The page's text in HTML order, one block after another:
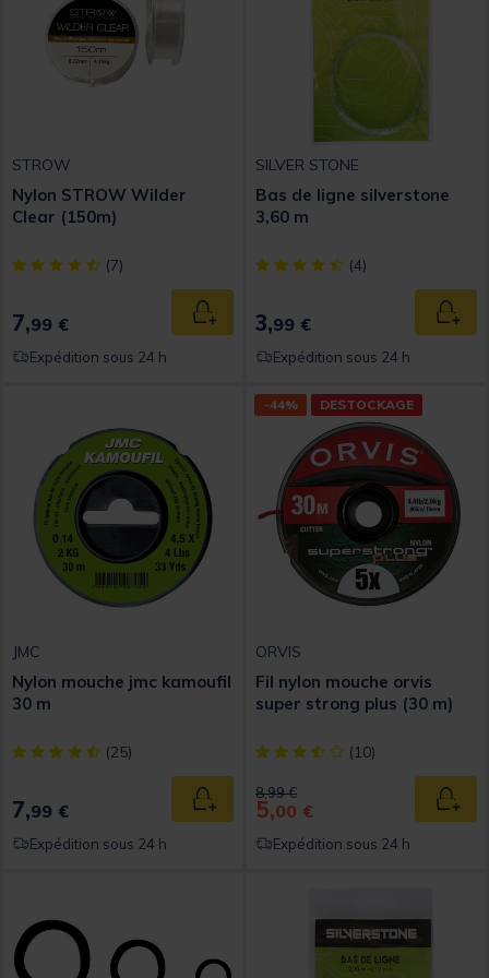
STROW
Nylon STROW Wilder
Clear (150m)
[object Object] out of 5 Customer Rating
(7)
7,99 € Ajouter au panier
Expédition sous 24 h
SILVER STONE
Bas de ligne silverstone
3,60 m
[object Object] out of 5
(4)
3,99 €
Expédition sous 24 h
JMC
Nylon mouche jmc kamoufil
30 m
[object Object] out of 5 Customer Rating
(25)
7,99 € Ajouter au panier
Expédition sous 24 h
-44% DESTOCKAGE
ORVIS
Fil nylon mouche orvis
super strong plus (30 m)
[object Object] out of 5
(10)
Price reduced from
8,99 €to
5,00 €
Expédition sous 24 h